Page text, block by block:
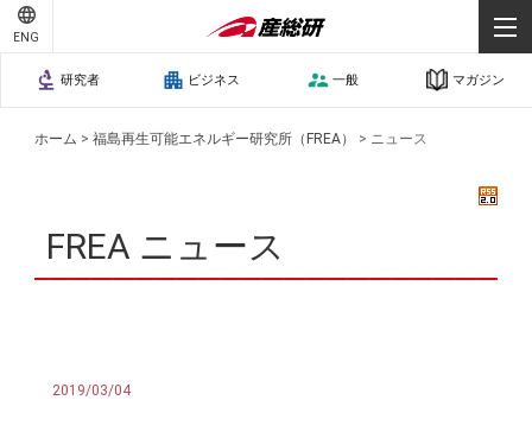
ENG
研究者 ビジネス 一般 マガジン
ホーム >福島再生可能エネルギー研究所（FREA） > ニュース
FREA ニュース
2019/03/04